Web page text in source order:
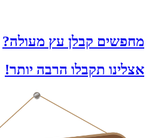
מחפשים קבלן עץ מעולה?
אצלינו תקבלו הרבה יותר!